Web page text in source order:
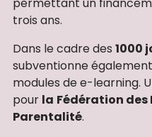
permettant un
trois ans.
Dans le cadre des 1000
subventionne
modules de e-learning.
pour la Fédération des
Parentalité.